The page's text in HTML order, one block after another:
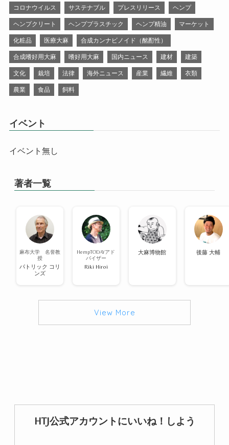
コロナウイルス サステナブル プレスリリース ヘンプ
ヘンプクリート ヘンププラスチック ヘンプ精油 マーケット
化粧品 医療大麻 合成カンナビノイド（酩酊性）
合成嗜好用大麻 嗜好用大麻 国内ニュース 建材 建築
文化 栽培 法律 海外ニュース 産業 繊維 衣類
農業 食品 飼料
イベント
イベント無し
著者一覧
麻布大学 名誉教
授
パトリック コリ
ンズ
HempTODAYアド
バイザー
Riki Hiroi
大麻博物館 後藤 大輔
View More
HTJ公式アカウントにいいね！しよう